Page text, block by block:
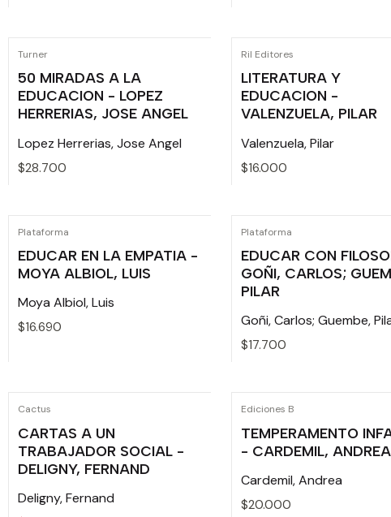
Turner
50 MIRADAS A LA
EDUCACION - LOPEZ
HERRERIAS, JOSE ANGEL
Lopez Herrerias, Jose Angel
$28.700
Ril Editores
LITERATURA Y
EDUCACION -
VALENZUELA, PILAR
Valenzuela, Pilar
$16.000
Plataforma
EDUCAR EN LA EMPATIA -
MOYA ALBIOL, LUIS
Moya Albiol, Luis
$16.690
Plataforma
EDUCAR CON
GOÑI, CARLOS;
PILAR
Goñi, Carlos; Guembe,
$17.700
Cactus
CARTAS A UN
TRABAJADOR SOCIAL -
DELIGNY, FERNAND
Deligny, Fernand
Ediciones B
TEMPERAMENTO
- CARDEMIL, ANDREA
Cardemil, Andrea
$20.000